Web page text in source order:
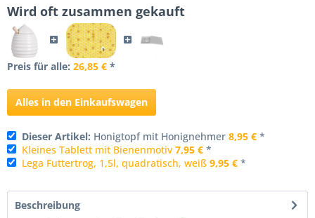
Wird oft zusammen gekauft
Preis für alle: 26,85 € *
Alles in den Einkaufswagen
Dieser Artikel: Honigtopf mit Honignehmer 8,95 € *
Kleines Tablett mit Bienenmotiv 7,95 € *
Lega Futtertrog, 1,5l, quadratisch, weiß 9,95 € *
Beschreibung